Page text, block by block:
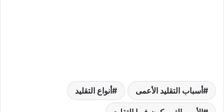
أسباب التقليد الأعمى أنواع التقليد